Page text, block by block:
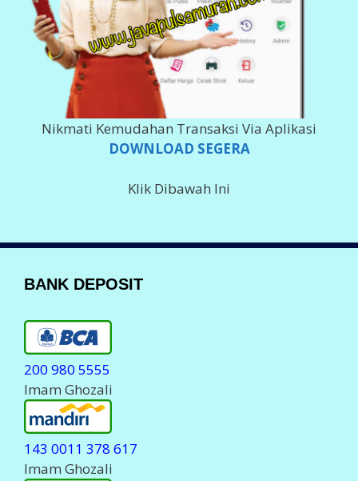
Nikmati Kemudahan Transaksi Via Aplikasi
DOWNLOAD SEGERA
Klik Dibawah Ini
BANK DEPOSIT
200 980 5555
Imam Ghozali
143 0011 378 617
Imam Ghozali